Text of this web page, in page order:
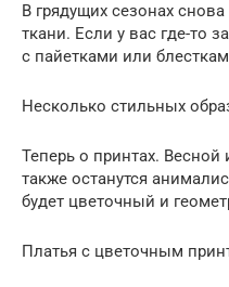
В грядущих сезонах
ткани. Если у вас где-то
с пайетками или
Несколько стильных
Теперь о принтах.
также останутся
будет цветочный и
Платья с цветочным